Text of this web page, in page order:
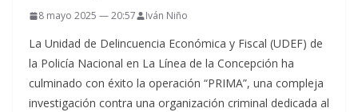
8 mayo 2025 — 20:57 Iván Niño
La Unidad de Delincuencia Económica y Fiscal (UDEF) de
la Policía Nacional en La Línea de la Concepción ha
culminado con éxito la operación “PRIMA”, una compleja
investigación contra una organización criminal dedicada al